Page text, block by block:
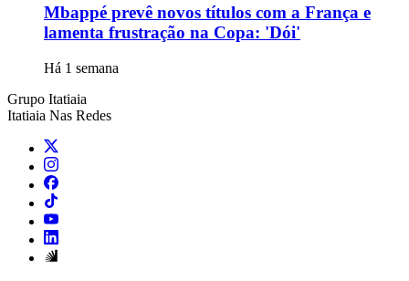
Mbappé prevê novos títulos com a França e
lamenta frustração na Copa: 'Dói'
Há 1 semana
Grupo Itatiaia
Itatiaia Nas Redes